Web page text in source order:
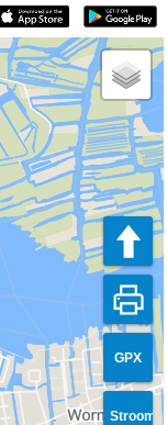
GPX
Stroom